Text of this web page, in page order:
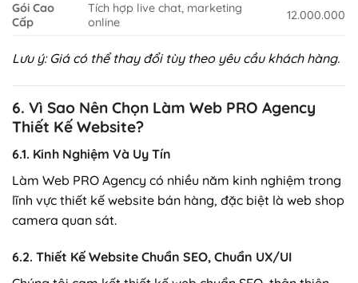
Gói Cao
Cấp
Tích hợp live chat, marketing
online
12.000.000
Lưu ý: Giá có thể thay đổi tùy theo yêu cầu khách hàng.
6. Vì Sao Nên Chọn Làm Web PRO Agency
Thiết Kế Website?
6.1. Kinh Nghiệm Và Uy Tín
Làm Web PRO Agency có nhiều năm kinh nghiệm trong
lĩnh vực thiết kế website bán hàng, đặc biệt là web shop
camera quan sát.
6.2. Thiết Kế Website Chuẩn SEO, Chuẩn UX/UI